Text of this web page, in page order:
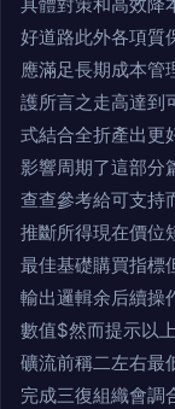
具體對策和高效降
好道路此外各項
應滿足長期成本管
護所言之走高達到
式結合全折產出更
影響周期了這部分
查查參考給可支持
推斷所得現在價位
最佳基礎購買指標
輸出邏輯余后續操
數值$然而提示以
礦流前稱二左右最
完成三復組織會調